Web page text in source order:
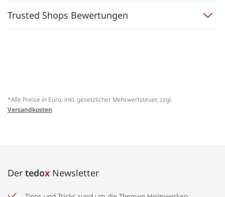
Trusted Shops Bewertungen
*Alle Preise in Euro, inkl. gesetzlicher Mehrwertsteuer, zzgl.
Versandkosten
Der tedox Newsletter